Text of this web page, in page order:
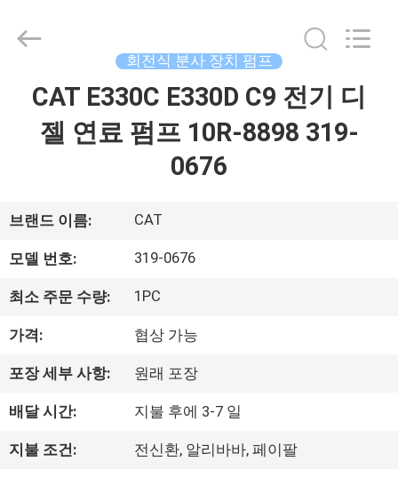
비
디
오
우
리
에
2021
Guanlian
Hardware
회전식 분사 장치 펌프
CAT E330C E330D C9 전기 디
젤 연료 펌프 10R-8898 319-
0676
브랜드 이름: CAT
모델 번호: 319-0676
최소 주문 수량: 1PC
가격: 협상 가능
포장 세부 사항: 원래 포장
배달 시간: 지불 후에 3-7 일
지불 조건: 전신환, 알리바바, 페이팔